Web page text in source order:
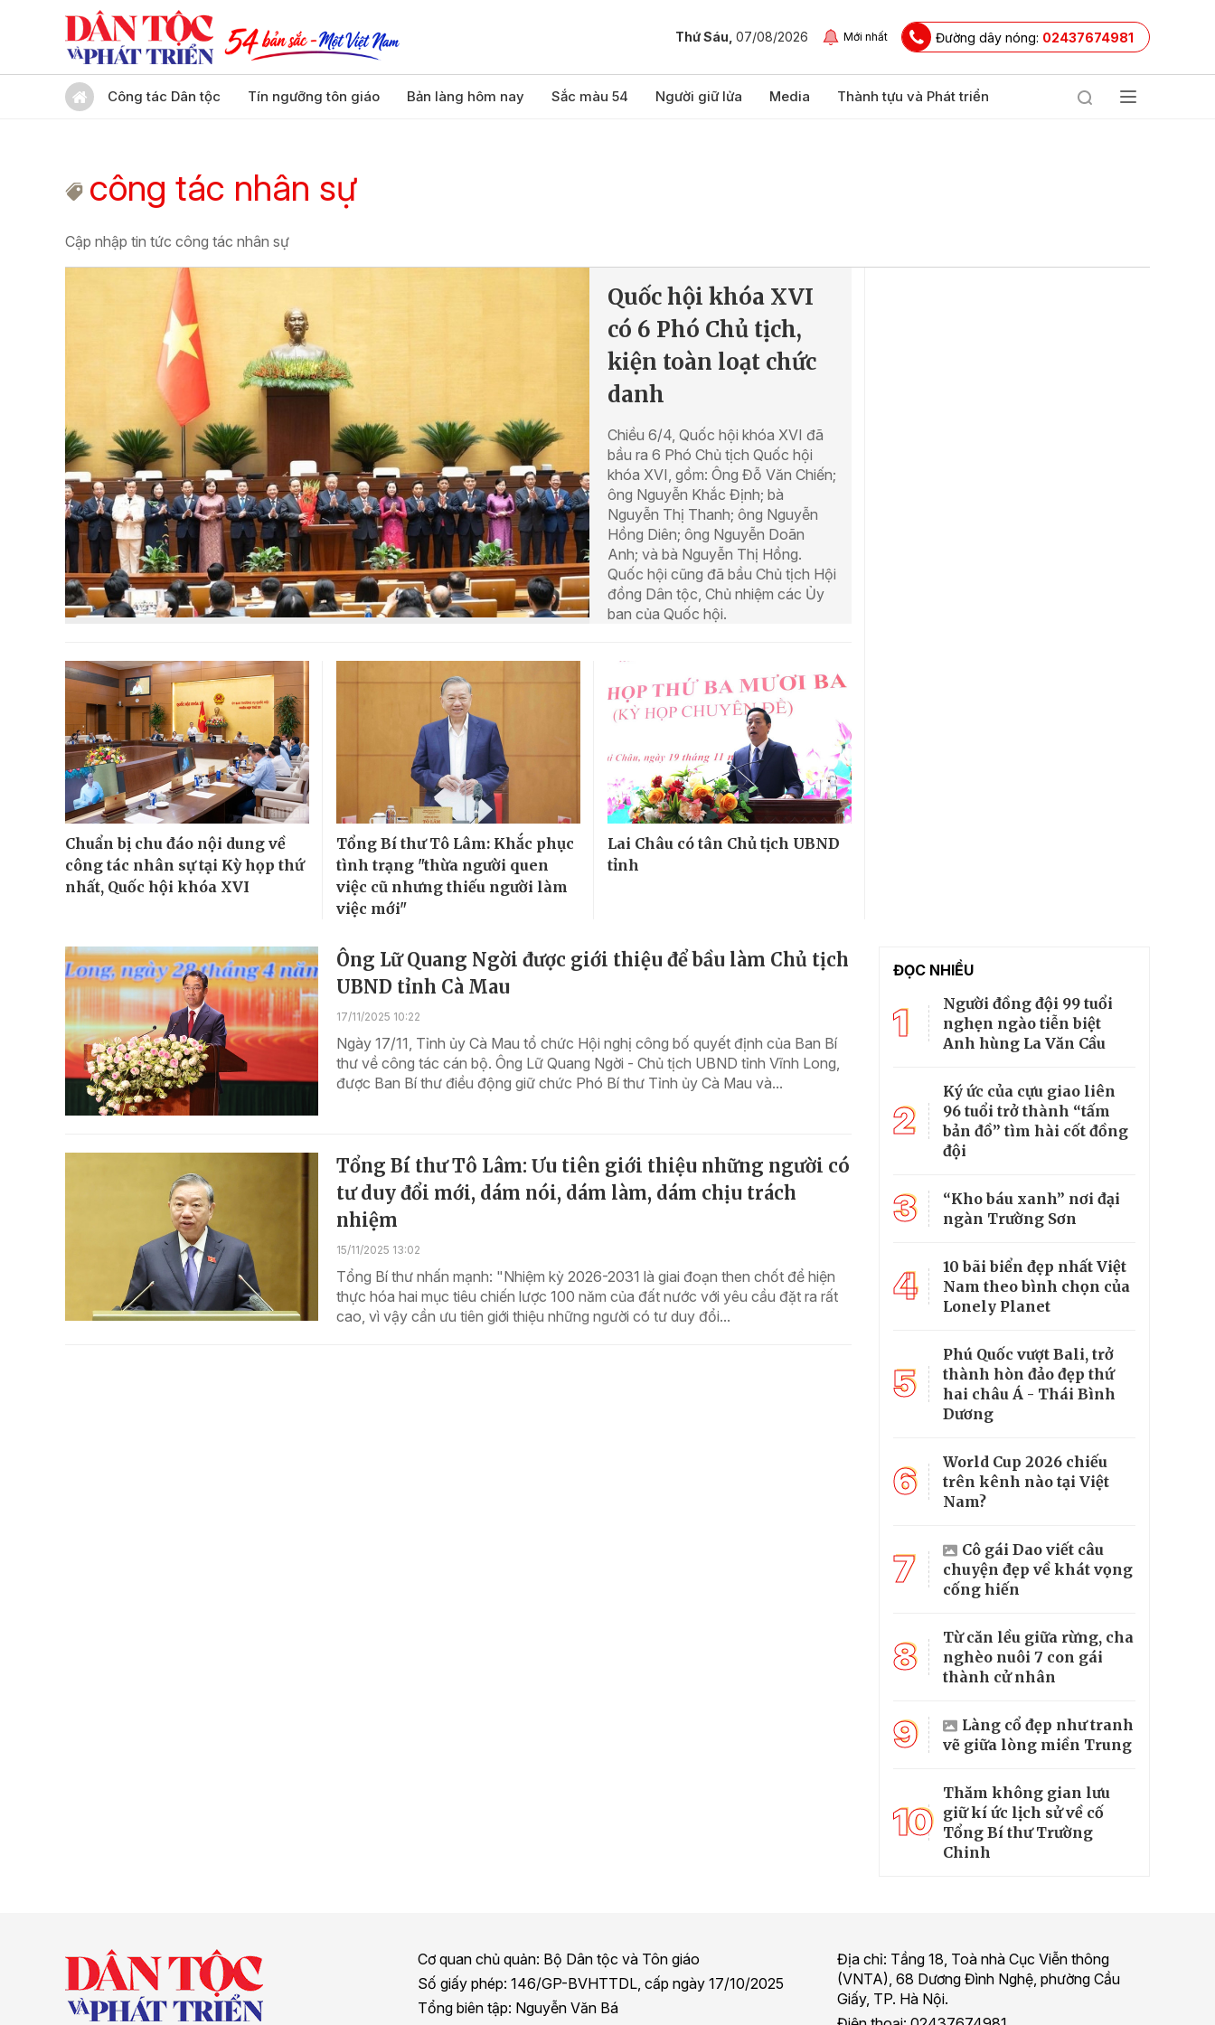
Thứ Sáu, 07/08/2026 Mới nhất Đường dây nóng: 02437674981
Công tác Dân tộc Tín ngưỡng tôn giáo Bản làng hôm nay Sắc màu 54 Người giữ lửa Media Thành tựu và Phát triển
công tác nhân sự
Cập nhập tin tức công tác nhân sự
Quốc hội khóa XVI
có 6 Phó Chủ tịch,
kiện toàn loạt chức
danh
Chiều 6/4, Quốc hội khóa XVI đã
bầu ra 6 Phó Chủ tịch Quốc hội
khóa XVI, gồm: Ông Đỗ Văn Chiến;
ông Nguyễn Khắc Định; bà
Nguyễn Thị Thanh; ông Nguyễn
Hồng Diên; ông Nguyễn Doãn
Anh; và bà Nguyễn Thị Hồng.
Quốc hội cũng đã bầu Chủ tịch Hội
đồng Dân tộc, Chủ nhiệm các Ủy
ban của Quốc hội.
Chuẩn bị chu đáo nội dung về
công tác nhân sự tại Kỳ họp thứ
nhất, Quốc hội khóa XVI
Tổng Bí thư Tô Lâm: Khắc phục
tình trạng "thừa người quen
việc cũ nhưng thiếu người làm
việc mới"
Lai Châu có tân Chủ tịch UBND
tỉnh
Ông Lữ Quang Ngời được giới thiệu để bầu làm Chủ tịch
UBND tỉnh Cà Mau
17/11/2025 10:22
Ngày 17/11, Tỉnh ủy Cà Mau tổ chức Hội nghị công bố quyết định của Ban Bí
thư về công tác cán bộ. Ông Lữ Quang Ngời - Chủ tịch UBND tỉnh Vĩnh Long,
được Ban Bí thư điều động giữ chức Phó Bí thư Tỉnh ủy Cà Mau và...
Tổng Bí thư Tô Lâm: Ưu tiên giới thiệu những người có
tư duy đổi mới, dám nói, dám làm, dám chịu trách
nhiệm
15/11/2025 13:02
Tổng Bí thư nhấn mạnh: "Nhiệm kỳ 2026-2031 là giai đoạn then chốt để hiện
thực hóa hai mục tiêu chiến lược 100 năm của đất nước với yêu cầu đặt ra rất
cao, vì vậy cần ưu tiên giới thiệu những người có tư duy đổi...
ĐỌC NHIỀU
1
Người đồng đội 99 tuổi
nghẹn ngào tiễn biệt
Anh hùng La Văn Cầu
2
Ký ức của cựu giao liên
96 tuổi trở thành “tấm
bản đồ” tìm hài cốt đồng
đội
3
“Kho báu xanh” nơi đại
ngàn Trường Sơn
4
10 bãi biển đẹp nhất Việt
Nam theo bình chọn của
Lonely Planet
5
Phú Quốc vượt Bali, trở
thành hòn đảo đẹp thứ
hai châu Á - Thái Bình
Dương
6
World Cup 2026 chiếu
trên kênh nào tại Việt
Nam?
7
Cô gái Dao viết câu
chuyện đẹp về khát vọng
cống hiến
8
Từ căn lều giữa rừng, cha
nghèo nuôi 7 con gái
thành cử nhân
9
Làng cổ đẹp như tranh
vẽ giữa lòng miền Trung
10
Thăm không gian lưu
giữ kí ức lịch sử về cố
Tổng Bí thư Trường
Chinh
Cơ quan chủ quản: Bộ Dân tộc và Tôn giáo
Số giấy phép: 146/GP-BVHTTDL, cấp ngày 17/10/2025
Tổng biên tập: Nguyễn Văn Bá
Địa chỉ: Tầng 18, Toà nhà Cục Viễn thông
(VNTA), 68 Dương Đình Nghệ, phường Cầu
Giấy, TP. Hà Nội.